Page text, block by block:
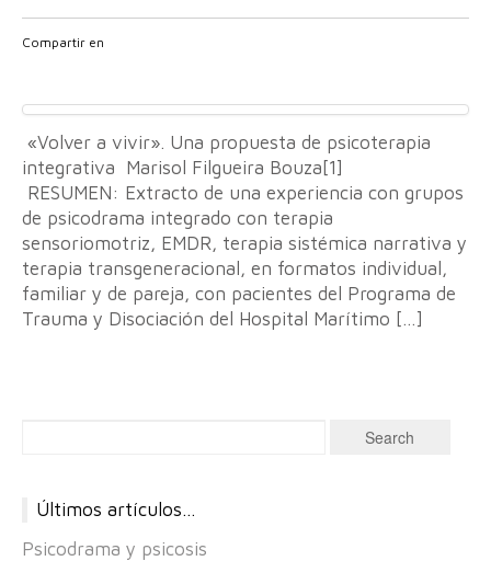
Compartir en
«Volver a vivir». Una propuesta de psicoterapia
integrativa Marisol Filgueira Bouza[1]
RESUMEN: Extracto de una experiencia con grupos
de psicodrama integrado con terapia
sensoriomotriz, EMDR, terapia sistémica narrativa y
terapia transgeneracional, en formatos individual,
familiar y de pareja, con pacientes del Programa de
Trauma y Disociación del Hospital Marítimo […]
Últimos artículos…
Psicodrama y psicosis